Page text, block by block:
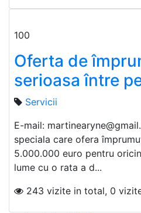
100
Oferta de
serioasa între
Servicii
E-mail:
speciala care ofera
5.000.000 euro pentru
lume cu o rata a d...
243 vizite in total, 0